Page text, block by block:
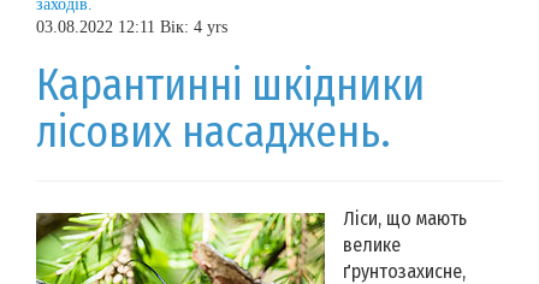
заходів.
03.08.2022 12:11 Вік: 4 yrs
Карантинні шкідники
лісових насаджень.
Ліси, що мають
велике
ґрунтозахисне,